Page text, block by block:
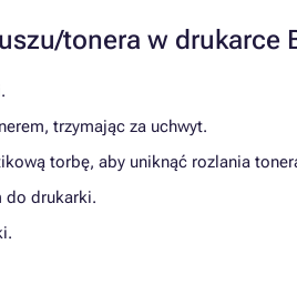
tonera w drukarce
trzymając za uchwyt.
torbę, aby uniknąć rozlania
do drukarki.